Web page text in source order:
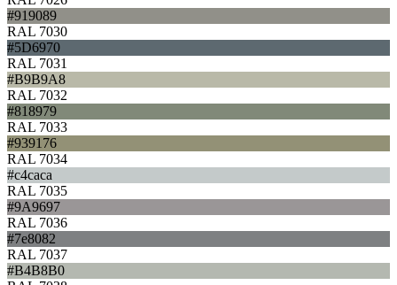
#919089
RAL 7030
#5D6970
RAL 7031
#B9B9A8
RAL 7032
#818979
RAL 7033
#939176
RAL 7034
#c4caca
RAL 7035
#9A9697
RAL 7036
#7e8082
RAL 7037
#B4B8B0